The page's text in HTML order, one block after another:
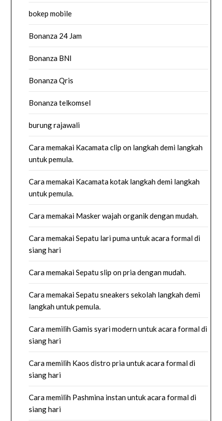
bokep mobile
Bonanza 24 Jam
Bonanza BNI
Bonanza Qris
Bonanza telkomsel
burung rajawali
Cara memakai Kacamata clip on langkah demi langkah
untuk pemula.
Cara memakai Kacamata kotak langkah demi langkah
untuk pemula.
Cara memakai Masker wajah organik dengan mudah.
Cara memakai Sepatu lari puma untuk acara formal di
siang hari
Cara memakai Sepatu slip on pria dengan mudah.
Cara memakai Sepatu sneakers sekolah langkah demi
langkah untuk pemula.
Cara memilih Gamis syari modern untuk acara formal di
siang hari
Cara memilih Kaos distro pria untuk acara formal di
siang hari
Cara memilih Pashmina instan untuk acara formal di
siang hari